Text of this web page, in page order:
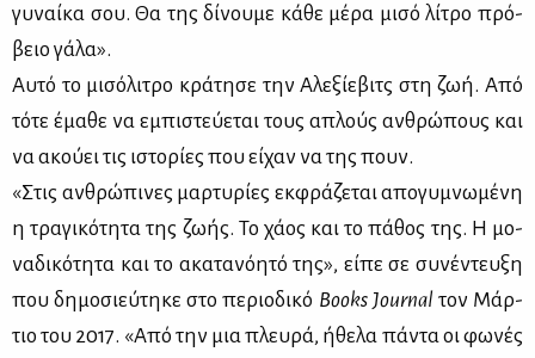
γυ­ναί­κα σου. Θα της δί­νου­με κά­θε μέ­ρα μι­σό λί­τρο πρό­
βειο γά­λα».
Αυ­τό το μι­σό­λι­τρο κρά­τη­σε την Αλε­ξί­ε­βιτς στη ζωή. Από
τό­τε έμα­θε να εμπι­στεύ­ε­ται τους απλούς αν­θρώ­πους και
να ακού­ει τις ιστο­ρί­ες που εί­χαν να της πουν.
«Στις αν­θρώ­πι­νες μαρ­τυ­ρί­ες εκ­φρά­ζε­ται απο­γυ­μνω­μέ­νη
η τρα­γι­κό­τη­τα της ζω­ής. Το χά­ος και το πά­θος της. Η μο­
να­δι­κό­τη­τα και το ακα­τα­νό­η­τό της», εί­πε σε συ­νέ­ντευ­ξη
που δη­μο­σιεύ­τη­κε στο πε­ριο­δι­κό Books Journal τον Μάρ­
τιο του 2017. «Από την μια πλευ­ρά, ήθε­λα πά­ντα οι φω­νές